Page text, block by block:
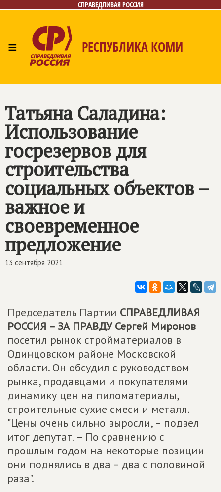
СПРАВЕДЛИВАЯ РОССИЯ
≡ РЕСПУБЛИКА КОМИ
Контакты
Татьяна Саладина:
Использование
госрезервов для
строительства
социальных объектов –
важное и
своевременное
предложение
13 сентября 2021
Председатель Партии СПРАВЕДЛИВАЯ
РОССИЯ – ЗА ПРАВДУ Сергей Миронов
посетил рынок стройматериалов в
Одинцовском районе Московской
области. Он обсудил с руководством
рынка, продавцами и покупателями
динамику цен на пиломатериалы,
строительные сухие смеси и металл.
"Цены очень сильно выросли, – подвел
итог депутат. – По сравнению с
прошлым годом на некоторые позиции
они поднялись в два – два с половиной
раза".